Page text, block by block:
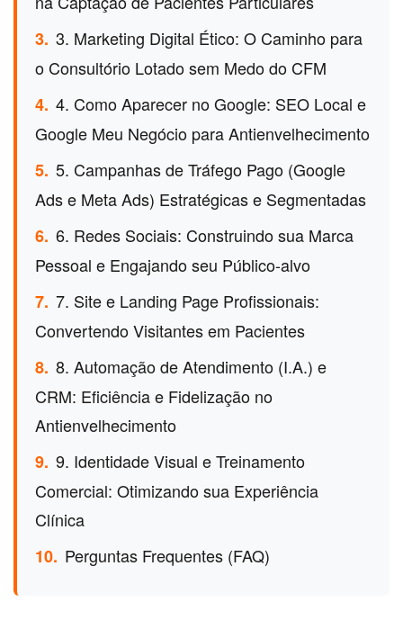
3. 3. Marketing Digital Ético: O Caminho para
o Consultório Lotado sem Medo do CFM
4. 4. Como Aparecer no Google: SEO Local e
Google Meu Negócio para Antienvelhecimento
5. 5. Campanhas de Tráfego Pago (Google
Ads e Meta Ads) Estratégicas e Segmentadas
6. 6. Redes Sociais: Construindo sua Marca
Pessoal e Engajando seu Público-alvo
7. 7. Site e Landing Page Profissionais:
Convertendo Visitantes em Pacientes
8. 8. Automação de Atendimento (I.A.) e
CRM: Eficiência e Fidelização no
Antienvelhecimento
9. 9. Identidade Visual e Treinamento
Comercial: Otimizando sua Experiência
Clínica
10. Perguntas Frequentes (FAQ)